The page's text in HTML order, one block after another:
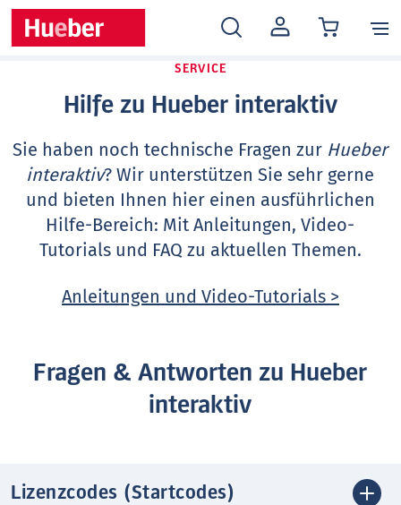
MEIN
KONTO
SERVICE
Hilfe zu Hueber interaktiv
Sie haben noch technische Fragen zur Hueber
interaktiv? Wir unterstützen Sie sehr gerne
und bieten Ihnen hier einen ausführlichen
Hilfe-Bereich: Mit Anleitungen, Video-
Tutorials und FAQ zu aktuellen Themen.
Anleitungen und Video-Tutorials >
Fragen & Antworten zu Hueber
interaktiv
Lizenzcodes (Startcodes)